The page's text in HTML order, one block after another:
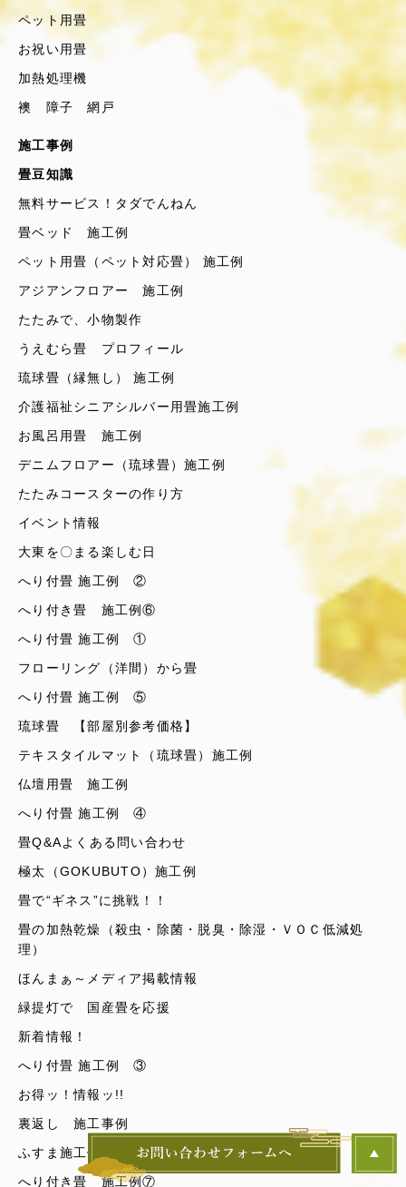
ペット用畳
お祝い用畳
加熱処理機
襖 障子 網戸
施工事例
畳豆知識
無料サービス！タダでんねん
畳ベッド 施工例
ペット用畳（ペット対応畳） 施工例
アジアンフロアー 施工例
たたみで、小物製作
うえむら畳 プロフィール
琉球畳（縁無し） 施工例
介護福祉シニアシルバー用畳施工例
お風呂用畳 施工例
デニムフロアー（琉球畳）施工例
たたみコースターの作り方
イベント情報
大東を〇まる楽しむ日
へり付畳 施工例 ②
へり付き畳 施工例⑥
へり付畳 施工例 ①
フローリング（洋間）から畳
へり付畳 施工例 ⑤
琉球畳 【部屋別参考価格】
テキスタイルマット（琉球畳）施工例
仏壇用畳 施工例
へり付畳 施工例 ④
畳Q&Aよくある問い合わせ
極太（GOKUBUTO）施工例
畳で“ギネス”に挑戦！！
畳の加熱乾燥（殺虫・除菌・脱臭・除湿・ＶＯＣ低減処
理）
ほんまぁ～メディア掲載情報
緑提灯で 国産畳を応援
新着情報！
へり付畳 施工例 ③
お得ッ！情報ッ!!
裏返し 施工事例
ふすま施工例
へり付き畳 施工例⑦